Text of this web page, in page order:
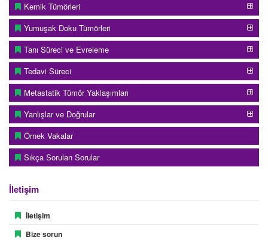
Kemik Tümörleri
Yumuşak Doku Tümörleri
Tanı Süreci ve Evreleme
Tedavi Süreci
Metastatik Tümör Yaklaşımları
Yanlışlar ve Doğrular
Örnek Vakalar
Sıkça Sorulan Sorular
İletişim
İletişim
Bize sorun